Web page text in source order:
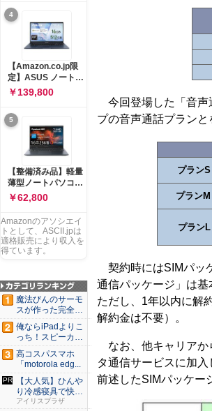
今回登場した「音声
プの音声通話プランと
プランS
プランM
プランL
契約時にはSIMパッ
通信パッケージ」は基
ただし、1年以内に解
解約金は不要）。
なお、他キャリアか
タ通信サービスに加
前述したSIMパッケー
Ryzen™ 5 8640HS
メモリ16GB
SSD512GB
Microsoft 365 試用
版 Windows11 バッ
テリー駆動12.6時間
重量1.39kg ルナグレ
ー 83K9003JJP ノー
トPC
4
【Amazon.co.jp限
定】ASUS ノートパ
ソコン Vivobook 15
M1502NAQ 15.6イ
ンチ AMD Ryzen 7
170 メモリ16GB
SSD 512GB
Microsoft 365
Personal (24か月版)
搭載 Windows 11 重
量1.7kg Wi-Fi 6E ク
ワイエットブルー
M1502NAQ-
￥139,800
5
【整備済み品】軽量
薄型ノートパソコン
dynabook G83 ■
13.3型
FHD(1920x1080) -
高性能第11世代Core
i5-1135G7 - メモリ
16GB - SSD 256GB
USB Type-C - MS
Office 2021 - Win11
搭載
￥62,800
Amazonのアソシエイ
トとして、ASCII.jpは
適格販売により収入を
得ています。
魔法びんのサーモ
スが作った完全遮
光100...
俺ならiPadよりこ
っち！スピーカー
9個...
高コスパスマホ
「motorola edg...
【大人気】ひんや
り冷感寝具で快適
な睡眠を...
アイリスプラザ